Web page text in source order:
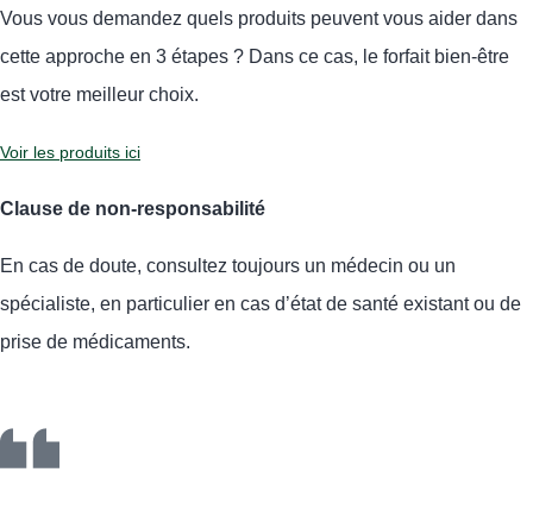
Vous vous demandez quels produits peuvent vous aider dans
cette approche en 3 étapes ? Dans ce cas, le forfait bien-être
est votre meilleur choix.
Voir les produits ici
Clause de non-responsabilité
En cas de doute, consultez toujours un médecin ou un
spécialiste, en particulier en cas d’état de santé existant ou de
prise de médicaments.